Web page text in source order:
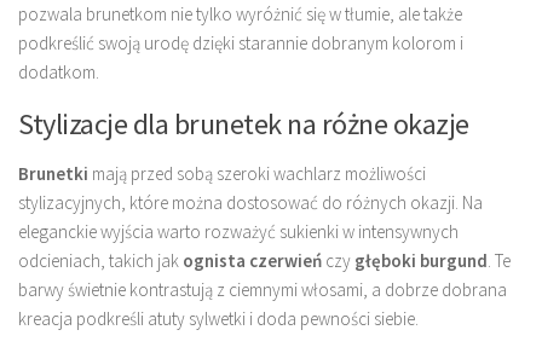
pozwala brunetkom nie tylko wyróżnić się w tłumie, ale także
podkreślić swoją urodę dzięki starannie dobranym kolorom i
dodatkom.
Stylizacje dla brunetek na różne okazje
Brunetki mają przed sobą szeroki wachlarz możliwości
stylizacyjnych, które można dostosować do różnych okazji. Na
eleganckie wyjścia warto rozważyć sukienki w intensywnych
odcieniach, takich jak ognista czerwień czy głęboki burgund. Te
barwy świetnie kontrastują z ciemnymi włosami, a dobrze dobrana
kreacja podkreśli atuty sylwetki i doda pewności siebie.